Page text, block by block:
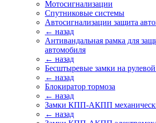
Мотосигнализации
Спутниковые системы
Автосигнализации защита
← назад
Антивандальная рамка для
автомобиля
← назад
Бесштыревые замки на
← назад
Блокиратор тормоза
← назад
Замки КПП-АКПП
← назад